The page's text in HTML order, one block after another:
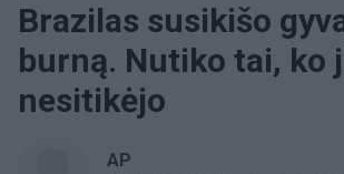
Brazilas susikišo
burną. Nutiko tai, ko
nesitikėjo
AP